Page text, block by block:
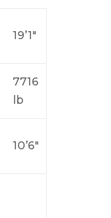
19’1″
7716
lb
10’6″